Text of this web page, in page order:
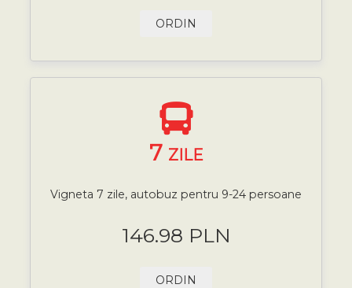
ORDIN
7 ZILE
Vigneta 7 zile, autobuz pentru 9-24 persoane
146.98 PLN
ORDIN